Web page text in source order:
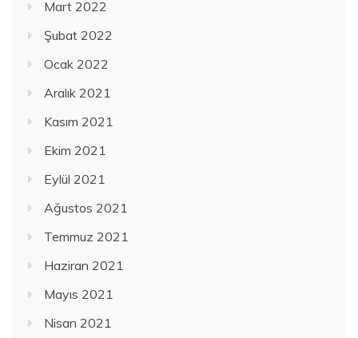
Mart 2022
Şubat 2022
Ocak 2022
Aralık 2021
Kasım 2021
Ekim 2021
Eylül 2021
Ağustos 2021
Temmuz 2021
Haziran 2021
Mayıs 2021
Nisan 2021